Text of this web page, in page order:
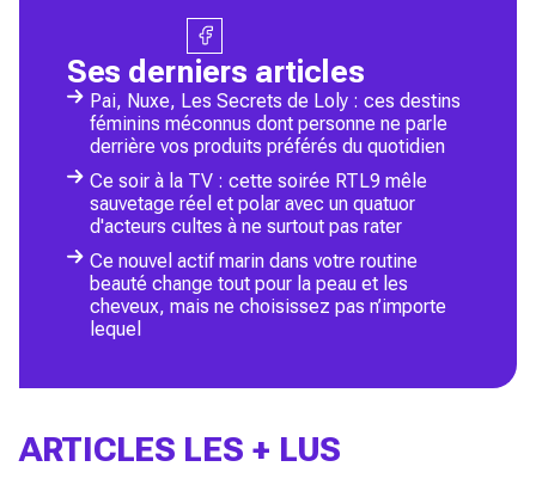
Ses derniers articles
Pai, Nuxe, Les Secrets de Loly : ces destins
féminins méconnus dont personne ne parle
derrière vos produits préférés du quotidien
Ce soir à la TV : cette soirée RTL9 mêle
sauvetage réel et polar avec un quatuor
d'acteurs cultes à ne surtout pas rater
Ce nouvel actif marin dans votre routine
beauté change tout pour la peau et les
cheveux, mais ne choisissez pas n’importe
lequel
ARTICLES LES + LUS